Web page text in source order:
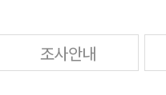
조사안내